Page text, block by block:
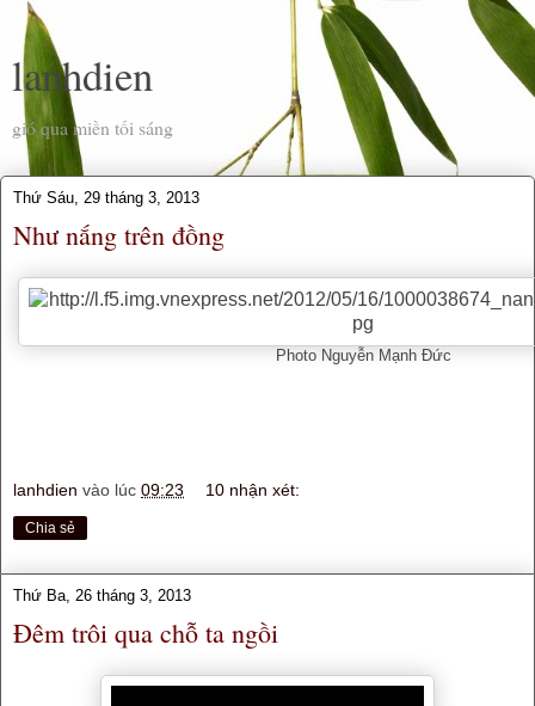
lanhdien
gió qua miền tối sáng
Thứ Sáu, 29 tháng 3, 2013
Như nắng trên đồng
Photo Nguyễn Mạnh Đức
lanhdien vào lúc 09:23 10 nhận xét:
Chia sẻ
Thứ Ba, 26 tháng 3, 2013
Đêm trôi qua chỗ ta ngồi